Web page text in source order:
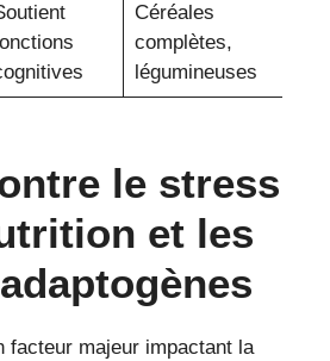
Céréales
complètes,
légumineuses
le stress
et les
facteur majeur impactant la